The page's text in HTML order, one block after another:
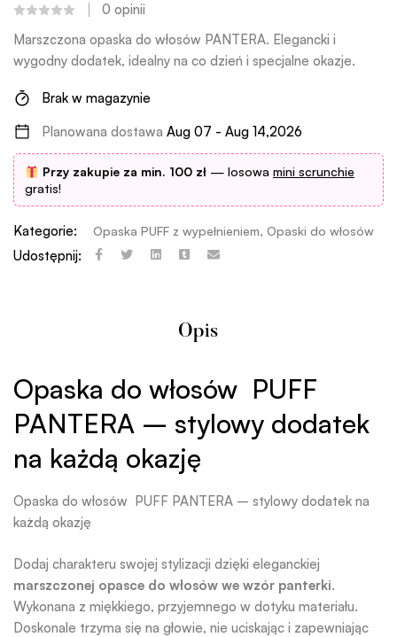
0 opinii
Marszczona opaska do włosów PANTERA. Elegancki i
wygodny dodatek, idealny na co dzień i specjalne okazje.
Brak w magazynie
Planowana dostawa Aug 07 - Aug 14,2026
Przy zakupie za min. 100 zł— losowa mini scrunchie
gratis!
Kategorie: Opaska PUFF z wypełnieniem, Opaski do włosów
Udostępnij:
Opis
Opaska do włosów PUFF
PANTERA – stylowy dodatek
na każdą okazję
Opaska do włosów PUFF PANTERA – stylowy dodatek na
każdą okazję
Dodaj charakteru swojej stylizacji dzięki eleganckiej
marszczonej opasce do włosów we wzór panterki.
Wykonana z miękkiego, przyjemnego w dotyku materiału.
Doskonale trzyma się na głowie, nie uciskając i zapewniając